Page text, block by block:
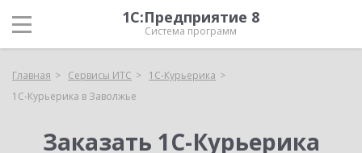
1С:Предприятие 8
Система программ
Главная Сервисы ИТС
1С-Курьерика
1С-Курьерика в Заволжье
Заказать 1С-Курьерика